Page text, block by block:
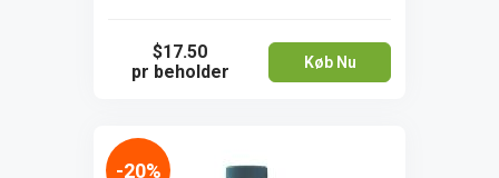
$17.50
pr beholder
Køb Nu
-20%